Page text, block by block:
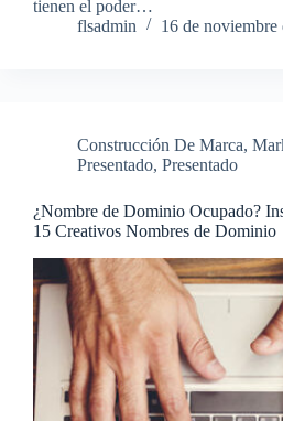
tienen el poder…
flsadmin
16 de noviembre
Construcción De Marca,
Presentado, Presentado
¿Nombre de Dominio Ocupado?
15 Creativos Nombres de Dominio